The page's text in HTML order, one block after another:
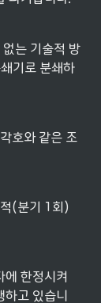
는 기술적 방
기로 분쇄하
호와 같은 조
(분기 1회)
에 한정시켜
고 있습니